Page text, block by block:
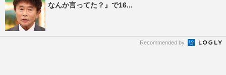
なんか言ってた？』で16...
Recommended by